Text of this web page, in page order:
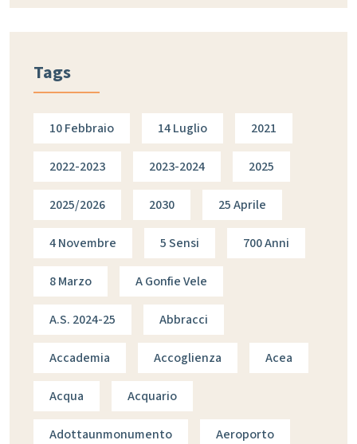
Tags
10 Febbraio 14 Luglio 2021
2022-2023 2023-2024 2025
2025/2026 2030 25 Aprile
4 Novembre 5 Sensi 700 Anni
8 Marzo A Gonfie Vele
A.s. 2024-25 Abbracci
Accademia Accoglienza Acea
Acqua Acquario
Adottaunmonumento Aeroporto